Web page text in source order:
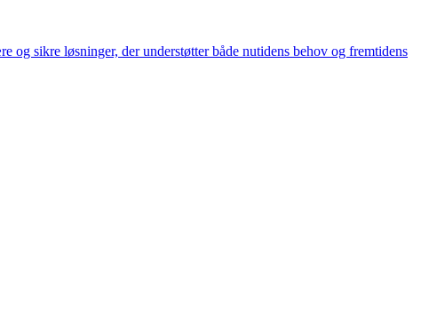
sikre løsninger, der understøtter både nutidens behov og fremtidens